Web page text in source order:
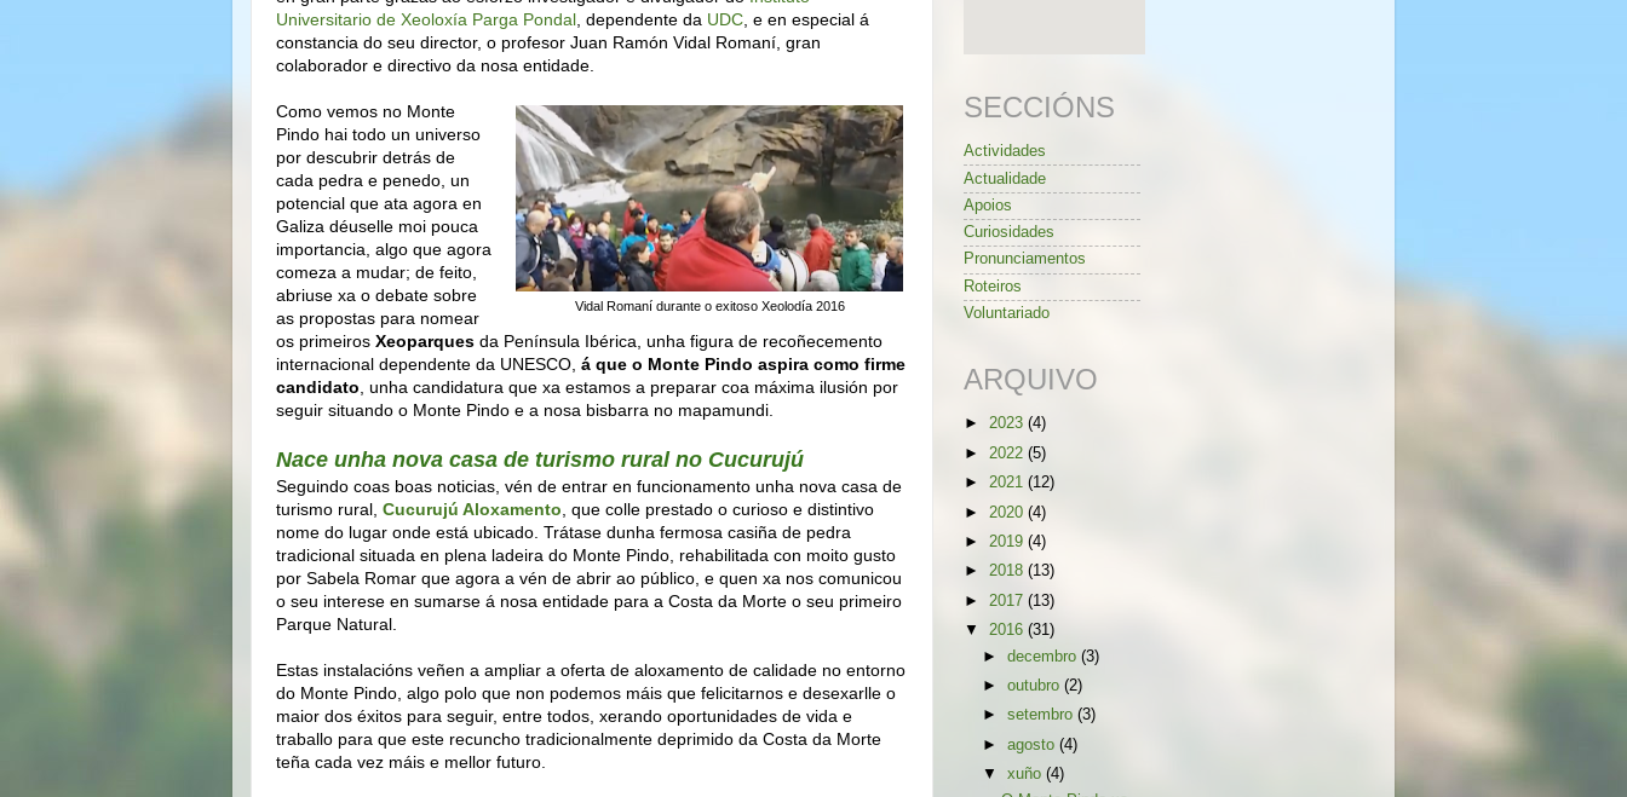
Universitario de Xeoloxía Parga Pondal , dependente da UDC , e en especial á
constancia do seu director, o profesor Juan Ramón Vidal Romaní, gran
colaborador e directivo da nosa entidade.
Vidal Romaní durante o exitoso Xeolodía 2016
Como vemos no Monte
Pindo hai todo un universo
por descubrir detrás de
cada pedra e penedo, un
potencial que ata agora en
Galiza déuselle moi pouca
importancia, algo que agora
comeza a mudar; de feito,
abriuse xa o debate sobre
as propostas para nomear
os primeiros Xeoparques da Península Ibérica, unha figura de recoñecemento
internacional dependente da UNESCO, á que o Monte Pindo aspira como firme
candidato , unha candidatura que xa estamos a preparar coa máxima ilusión por
seguir situando o Monte Pindo e a nosa bisbarra no mapamundi.
Nace unha nova casa de turismo rural no Cucurujú
Seguindo coas boas noticias, vén de entrar en funcionamento unha nova casa de
turismo rural, Cucurujú Aloxamento , que colle prestado o curioso e distintivo
nome do lugar onde está ubicado. Trátase dunha fermosa casiña de pedra
tradicional situada en plena ladeira do Monte Pindo, rehabilitada con moito gusto
por Sabela Romar que agora a vén de abrir ao público, e quen xa nos comunicou
o seu interese en sumarse á nosa entidade para a Costa da Morte o seu primeiro
Parque Natural.
Estas instalacións veñen a ampliar a oferta de aloxamento de calidade no entorno
do Monte Pindo, algo polo que non podemos máis que felicitarnos e desexarlle o
maior dos éxitos para seguir, entre todos, xerando oportunidades de vida e
traballo para que este recuncho tradicionalmente deprimido da Costa da Morte
teña cada vez máis e mellor futuro.
SECCIÓNS
Actividades
Actualidade
Apoios
Curiosidades
Pronunciamentos
Roteiros
Voluntariado
ARQUIVO
► 2023 (4)
► 2022 (5)
► 2021 (12)
► 2020 (4)
► 2019 (4)
► 2018 (13)
► 2017 (13)
▼ 2016 (31)
►decembro(3)
►outubro(2)
►setembro(3)
►agosto(4)
▼xuño(4)